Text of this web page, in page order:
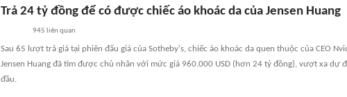
Trả 24 tỷ đồng để có được chiếc áo khoác da của Jensen Huang
945 liên quan
Sau 65 lượt trả giá tại phiên đấu giá của Sotheby's, chiếc áo khoác da quen thuộc của CEO
Jensen Huang đã tìm được chủ nhân với mức giá 960.000 USD (hơn 24 tỷ đồng), vượt xa dự
đầu.